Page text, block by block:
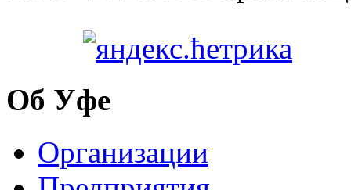
Об Уфе
Организации